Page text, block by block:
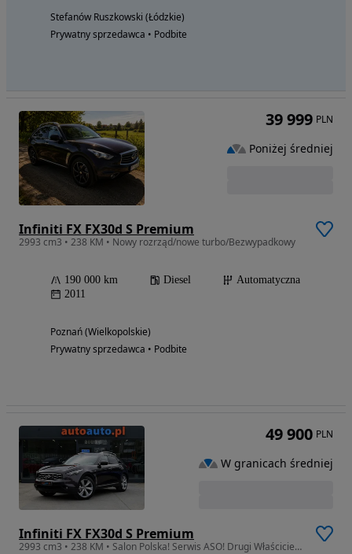
Stefanów Ruszkowski (Łódzkie)
Prywatny sprzedawca • Podbite
Infiniti FX FX30d S Premium
2993 cm3 • 238 KM • Nowy rozrząd/nowe turbo/Bezwypadkowy
190 000 km Diesel
Automatyczna
2011
Poznań (Wielkopolskie)
Prywatny sprzedawca • Podbite
39 999 PLN
Poniżej średniej
Infiniti FX FX30d S Premium
2993 cm3 • 238 KM • Salon Polska! Serwis ASO! Drugi Właściciel! Bezwypadkowy!
49 900 PLN
W granicach średniej